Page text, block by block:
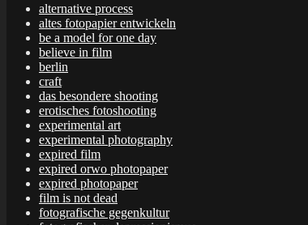
alternative process
altes fotopapier entwickeln
be a model for one day
believe in film
berlin
craft
das besondere shooting
erotisches fotoshooting
experimental art
experimental photography
expired film
expired orwo photopaper
expired photopaper
film is not dead
fotografische gegenkultur